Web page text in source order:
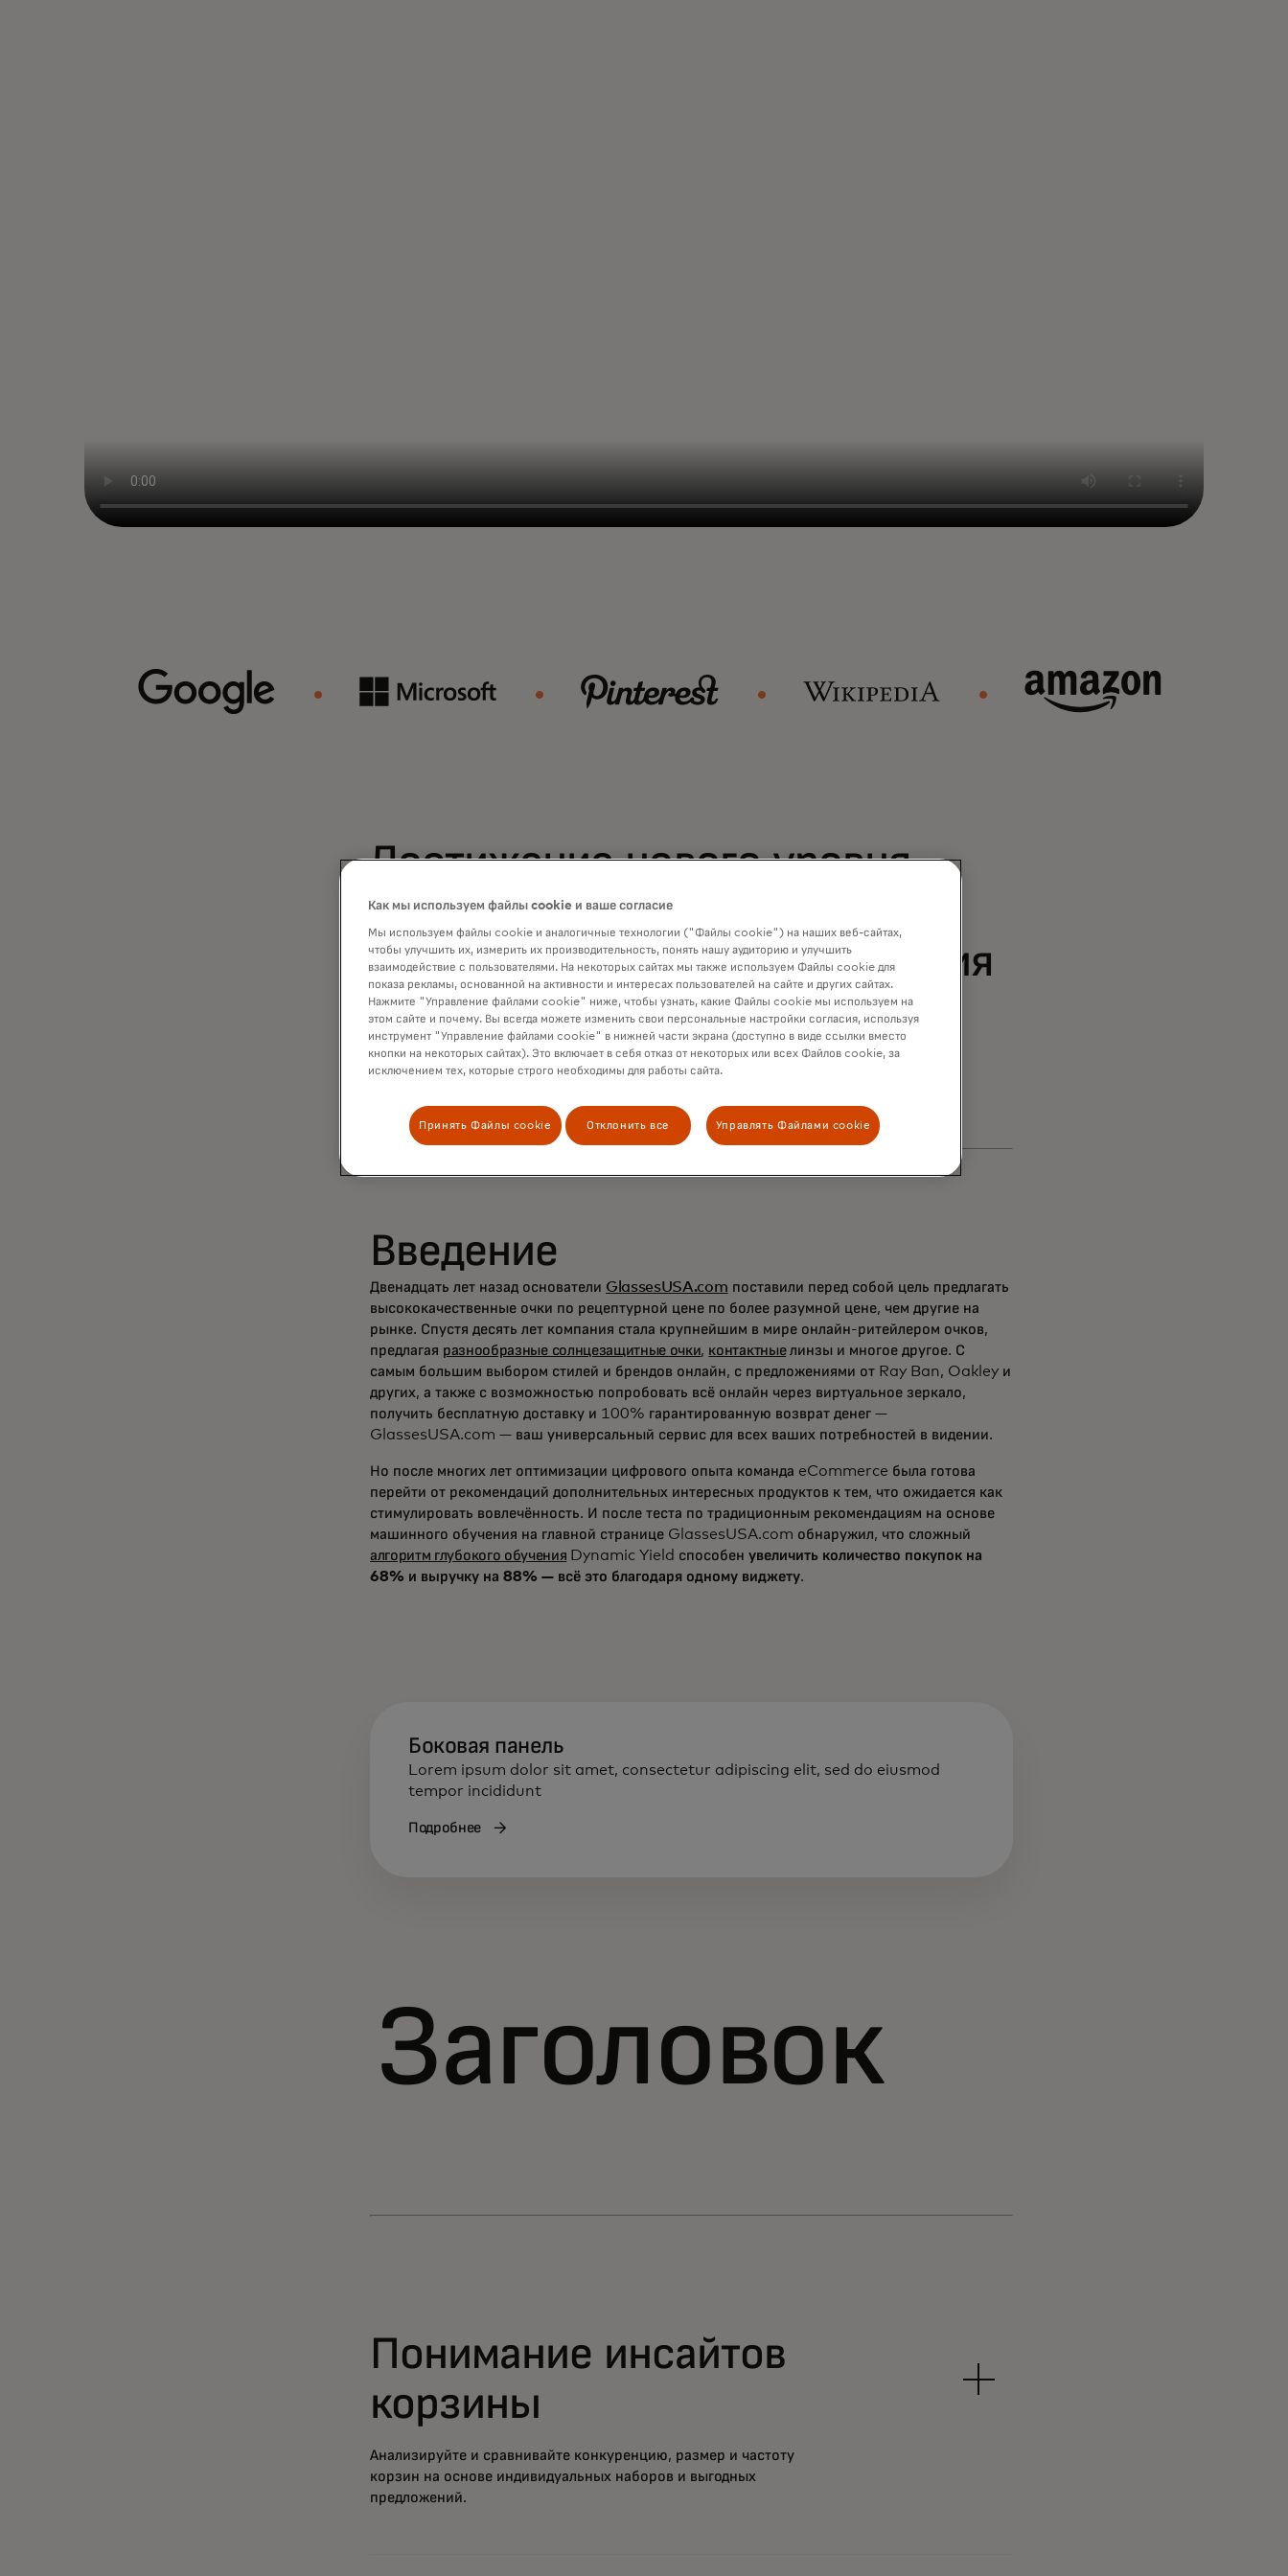
Достижение нового уровня
персонализации с помощью
Dynamic Yield для углубления
отношений с клиентами и
увеличения продаж
Введение
Двенадцать лет назад основатели GlassesUSA.com поставили перед собой цель предлагать
высококачественные очки по рецептурной цене по более разумной цене, чем другие на
рынке. Спустя десять лет компания стала крупнейшим в мире онлайн-ритейлером очков,
предлагая разнообразные солнцезащитные очки, контактныелинзы и многое другое. С
самым большим выбором стилей и брендов онлайн, с предложениями от Ray Ban, Oakley и
других, а также с возможностью попробовать всё онлайн через виртуальное зеркало,
получить бесплатную доставку и 100% гарантированную возврат денег —
GlassesUSA.com — ваш универсальный сервис для всех ваших потребностей в видении.
Но после многих лет оптимизации цифрового опыта команда eCommerce была готова
перейти от рекомендаций дополнительных интересных продуктов к тем, что ожидается как
стимулировать вовлечённость. И после теста по традиционным рекомендациям на основе
машинного обучения на главной странице GlassesUSA.com обнаружил, что сложный
алгоритм глубокого обучения Dynamic Yield способенувеличить количество покупок на
68% и выручку на 88% — всё это благодаря одному виджету.
Боковая панель
Lorem ipsum dolor sit amet, consectetur adipiscing elit, sed do eiusmod
tempor incididunt
Подробнее
Заголовок
Понимание инсайтов
корзины
Анализируйте и сравнивайте конкуренцию, размер и частоту
корзин на основе индивидуальных наборов и выгодных
предложений.
Как мы используем файлы cookie и ваше согласие
Мы используем файлы cookie и аналогичные технологии ("Файлы cookie") на наших веб-сайтах,
чтобы улучшить их, измерить их производительность, понять нашу аудиторию и улучшить
взаимодействие с пользователями. На некоторых сайтах мы также используем Файлы cookie для
показа рекламы, основанной на активности и интересах пользователей на сайте и других сайтах.
Нажмите "Управление файлами cookie" ниже, чтобы узнать, какие Файлы cookie мы используем на
этом сайте и почему. Вы всегда можете изменить свои персональные настройки согласия, используя
инструмент "Управление файлами cookie" в нижней части экрана (доступно в виде ссылки вместо
кнопки на некоторых сайтах). Это включает в себя отказ от некоторых или всех Файлов cookie, за
исключением тех, которые строго необходимы для работы сайта.
Принять Файлы cookie Отклонить все Управлять Файлами cookie